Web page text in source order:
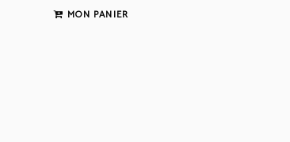
MON PANIER